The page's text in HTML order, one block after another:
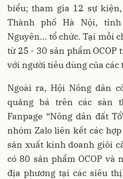
biểu; tham gia 12 sự
Thành phố Hà Nội,
Nguyên... tổ chức. Tại mỗi
từ 25 - 30 sản phẩm
với người tiêu dùng của các
Ngoài ra, Hội Nông dân
quảng bá trên các sàn
Fanpage “Nông dân đất
nhóm Zalo liên kết các
sản xuất kinh doanh giỏi
có 80 sản phẩm OCOP và
địa phương tại các siêu